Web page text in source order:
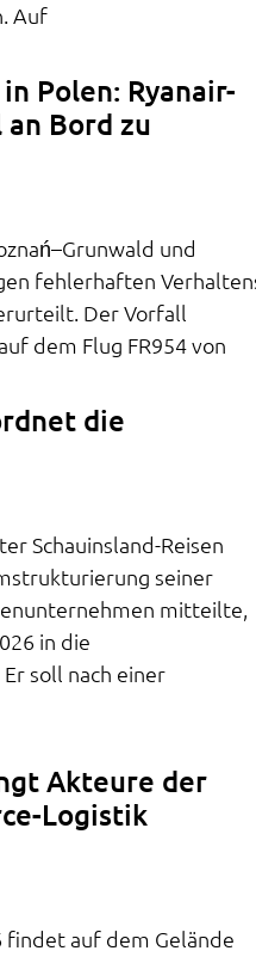
Auf
Polen: Ryanair-
Bord zu
und
fehlerhaften
Der Vorfall
dem Flug FR954 von
die
Schauinsland-Reisen
seiner
mitteilte,
in die
soll nach einer
Akteure der
Logistik
findet auf dem Gelände